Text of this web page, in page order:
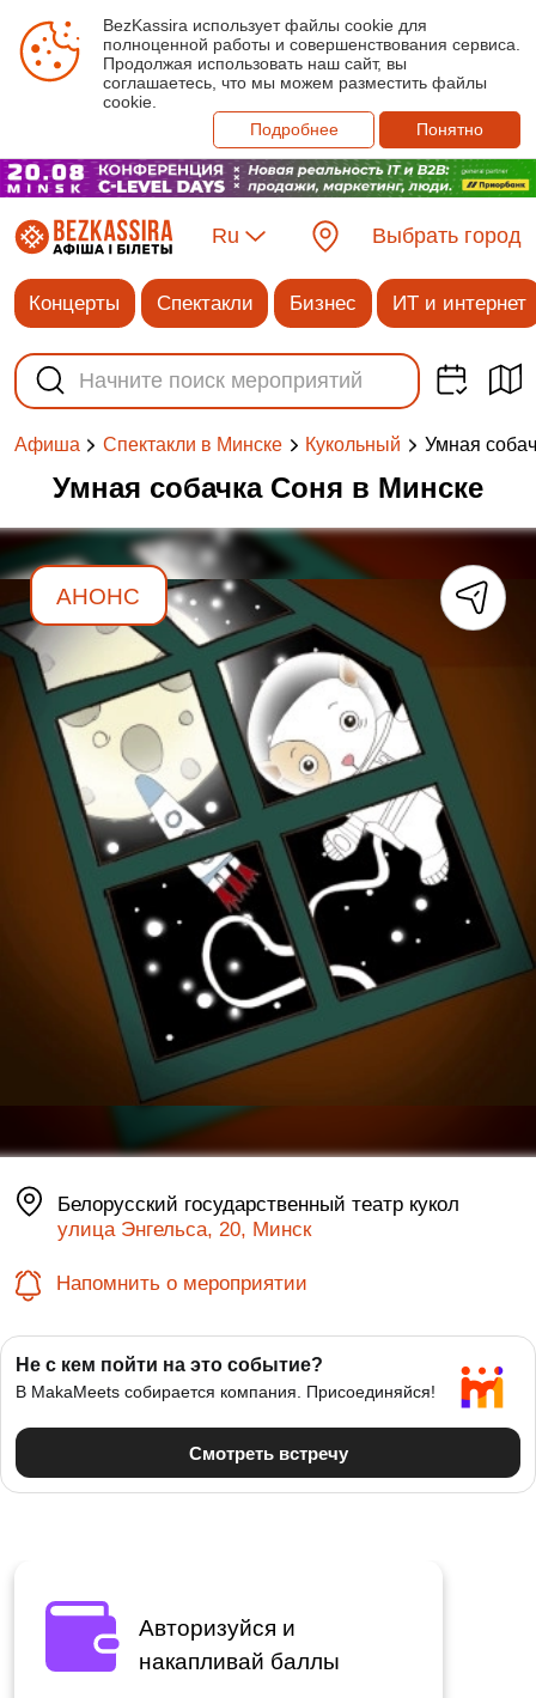
BezKassira использует файлы cookie для
полноценной работы и совершенствования сервиса.
Продолжая использовать наш сайт, вы
соглашаетесь, что мы можем разместить файлы
cookie.
Подробнее
Понятно
Ru Выбрать город
Концерты Спектакли Бизнес ИТ и интернет
Афиша Спектакли в Минске Кукольный Умная
Умная собачка Соня в Минске
АНОНС
Белорусский государственный театр кукол
улица Энгельса, 20, Минск
Напомнить о мероприятии
Авторизуйся и
накапливай баллы